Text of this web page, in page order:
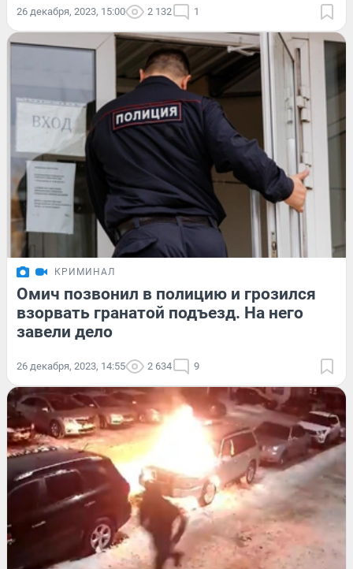
26 декабря, 2023, 15:00 2 132 1
КРИМИНАЛ
Омич позвонил в полицию и грозился
взорвать гранатой подъезд. На него
завели дело
26 декабря, 2023, 14:55 2 634 9